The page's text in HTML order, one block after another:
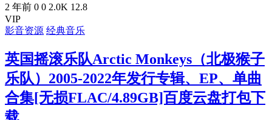
2 年前 0 0 2.0K 12.8
VIP
影音资源 经典音乐
英国摇滚乐队Arctic Monkeys（北极猴子
乐队）2005-2022年发行专辑、EP、单曲
合集[无损FLAC/4.89GB]百度云盘打包下
载